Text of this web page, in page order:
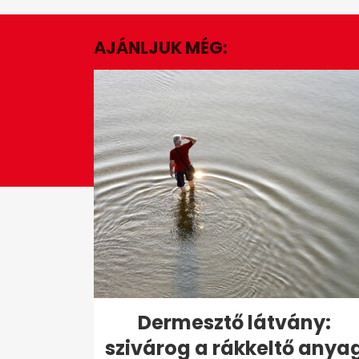
1
58
secondsVolume
0%
AJÁNLJUK MÉG:
Dermesztő látvány:
szivárog a rákkeltő